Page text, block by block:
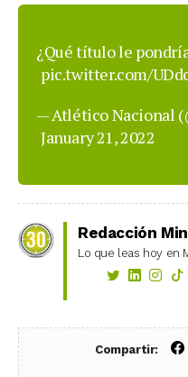
¿Qué título le
pic.twitter.com/
— Atlético Nacional
January 21, 2022
Redacción
Lo que leas hoy en
Compartir: